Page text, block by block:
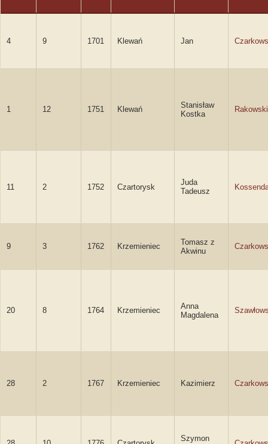
4 9 1701 Klewań Jan
1 12 1751 Klewań
Stanisław
Kostka
Rakowski
11 2 1752 Czartorysk
Juda
Tadeusz
9 3 1762 Krzemieniec
Tomasz z
Akwinu
20 8 1764 Krzemieniec
Anna
Magdalena
28 2 1767 Krzemieniec Kazimierz
Szymon